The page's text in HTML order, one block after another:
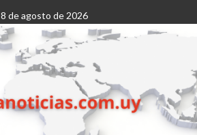
8 de agosto de 2026